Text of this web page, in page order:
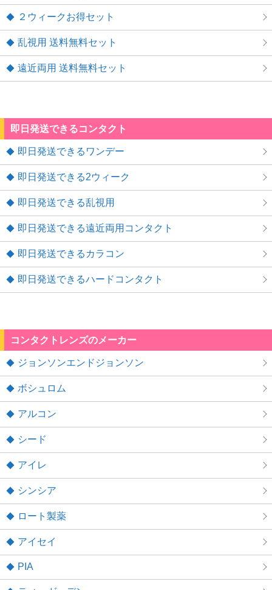
２ウィークお得セット
乱視用 送料無料セット
遠近両用 送料無料セット
即日発送できるコンタクト
即日発送できるワンデー
即日発送できる2ウィーク
即日発送できる乱視用
即日発送できる遠近両用コンタクト
即日発送できるカラコン
即日発送できるハードコンタクト
コンタクトレンズのメーカー
ジョンソンエンドジョンソン
ボシュロム
アルコン
シード
アイレ
シンシア
ロート製薬
アイセイ
PIA